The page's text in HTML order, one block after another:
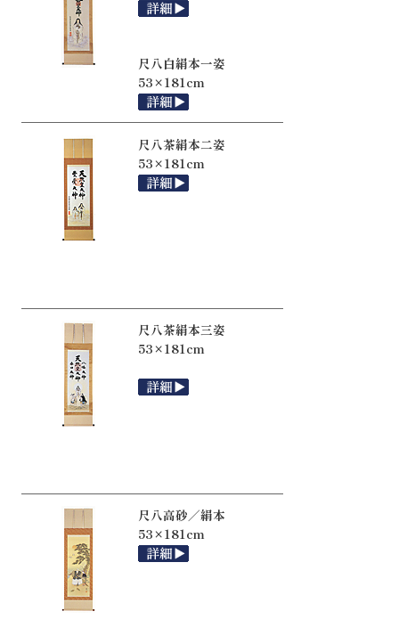
尺八白絹本一姿
53×181cm
尺八茶絹本二姿
53×181cm
尺八茶絹本三姿
53×181cm
尺八高砂／絹本
53×181cm